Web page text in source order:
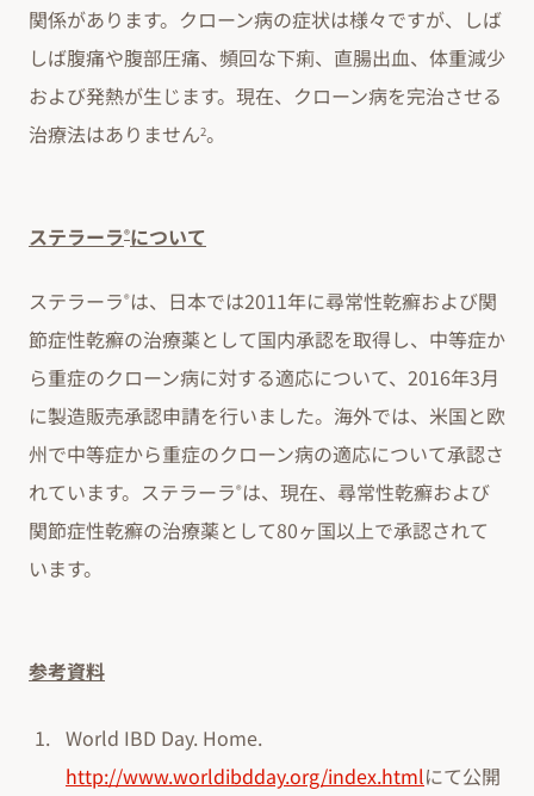
関係があります。クローン病の症状は様々ですが、しば
しば腹痛や腹部圧痛、頻回な下痢、直腸出血、体重減少
および発熱が生じます。現在、クローン病を完治させる
治療法はありません2。
ステラーラ®について
ステラーラ®は、日本では2011年に尋常性乾癬および関
節症性乾癬の治療薬として国内承認を取得し、中等症か
ら重症のクローン病に対する適応について、2016年3月
に製造販売承認申請を行いました。海外では、米国と欧
州で中等症から重症のクローン病の適応について承認さ
れています。ステラーラ®は、現在、尋常性乾癬および
関節症性乾癬の治療薬として80ヶ国以上で承認されて
います。
参考資料
World IBD Day. Home.
http://www.worldibdday.org/index.htmlにて公開